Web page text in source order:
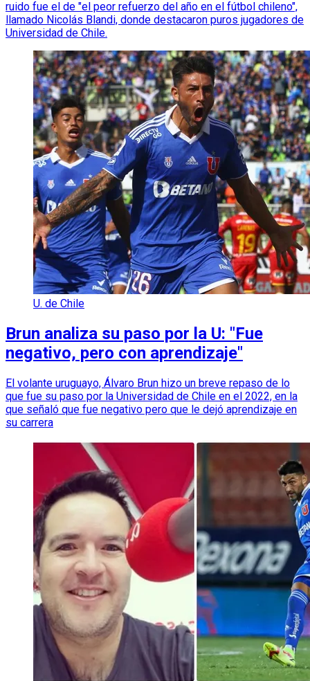
ruido fue el de "el peor refuerzo del año en el fútbol chileno",
llamado Nicolás Blandi, donde destacaron puros jugadores de
Universidad de Chile.
U. de Chile
Brun analiza su paso por la U: "Fue
negativo, pero con aprendizaje"
El volante uruguayo, Álvaro Brun hizo un breve repaso de lo
que fue su paso por la Universidad de Chile en el 2022, en la
que señaló que fue negativo pero que le dejó aprendizaje en
su carrera